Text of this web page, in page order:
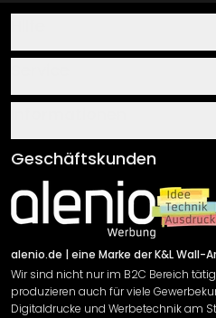
Über uns
Klebe- und
Newsletter An-/Abmeldung
Sendungsverfolgung
AGB
Impressum
Versand & Zahlung
Rücksendung
Widerrufsrecht
Datenschutzerklärung
Geschäftskunden
alenio.de | eine Marke der K&L Wall-
Wir sind nicht nur im B2C Bereich
produzieren auch für viele
Digitaldrucke und Werbetechnik am